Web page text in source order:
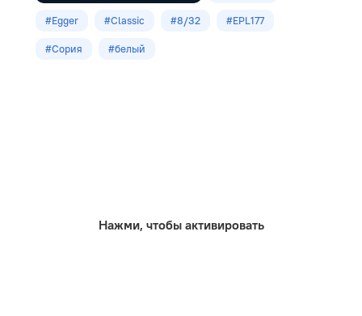
Размеры
#Egger #Classic #8/32 #EPL177
#Сория #белый
Нажми, чтобы активировать